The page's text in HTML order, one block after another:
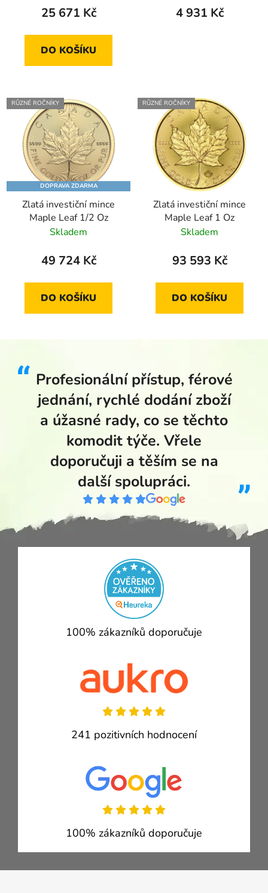
25 671 Kč
DO KOŠÍKU
4 931 Kč
RŮZNÉ ROČNÍKY
DOPRAVA ZDARMA
Zlatá investiční mince
Maple Leaf 1/2 Oz
Skladem
49 724 Kč
DO KOŠÍKU
RŮZNÉ ROČNÍKY
Zlatá investiční mince
Maple Leaf 1 Oz
Skladem
93 593 Kč
DO KOŠÍKU
Profesionální přístup, férové
jednání, rychlé dodání zboží
a úžasné rady, co se těchto
komodit týče. Vřele
doporučuji a těším se na
další spolupráci.
100% zákazníků doporučuje
241 pozitivních hodnocení
100% zákazníků doporučuje